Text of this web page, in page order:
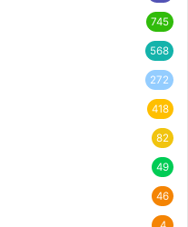
745
568
272
418
82
49
46